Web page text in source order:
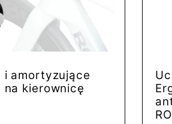
i amortyzujące
na kierownicę